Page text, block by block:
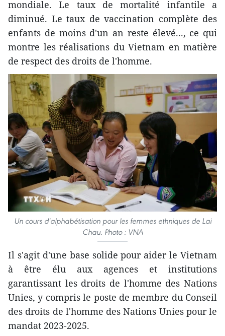
mondiale. Le taux de mortalité infantile a
diminué. Le taux de vaccination complète des
enfants de moins d'un an reste élevé..., ce qui
montre les réalisations du Vietnam en matière
de respect des droits de l'homme.
Un cours d'alphabétisation pour les femmes ethniques de Lai
Chau. Photo : VNA
Il s'agit d'une base solide pour aider le Vietnam
à être élu aux agences et institutions
garantissant les droits de l'homme des Nations
Unies, y compris le poste de membre du Conseil
des droits de l'homme des Nations Unies pour le
mandat 2023-2025.